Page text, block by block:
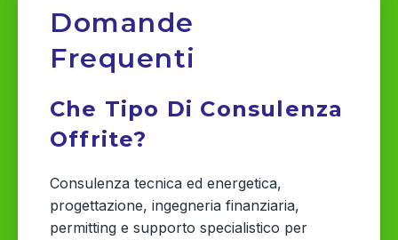
Domande
Frequenti
Che Tipo Di Consulenza
Offrite?
Consulenza tecnica ed energetica,
progettazione, ingegneria finanziaria,
permitting e supporto specialistico per